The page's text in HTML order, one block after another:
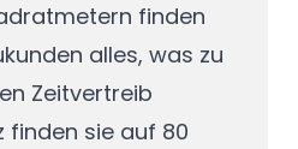
finden
alles, was zu
Zeitvertreib
finden sie auf 80